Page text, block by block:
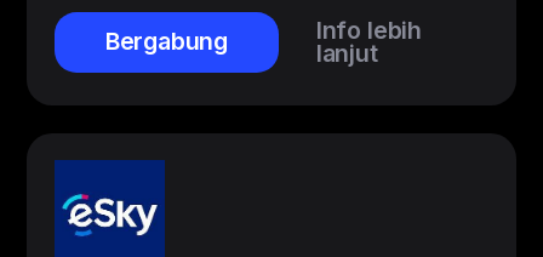
Bergabung Info lebih
lanjut